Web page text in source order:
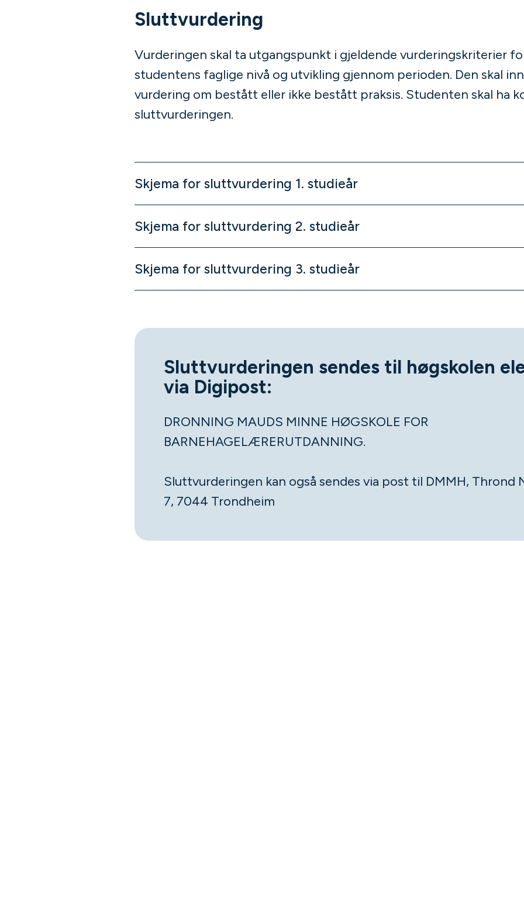
Sluttvurdering
Vurderingen skal ta utgangspunkt i gjeldende vurderingskriterier
studentens faglige nivå og utvikling gjennom perioden. Den skal
vurdering om bestått eller ikke bestått praksis. Studenten skal ha
sluttvurderingen.
Skjema for sluttvurdering 1. studieår
Skjema for sluttvurdering 2. studieår
Skjema for sluttvurdering 3. studieår
Sluttvurderingen sendes til høgskolen
via Digipost:
DRONNING MAUDS MINNE HØGSKOLE FOR
BARNEHAGELÆRERUTDANNING.
Sluttvurderingen kan også sendes via post til DMMH, Thrond
7, 7044 Trondheim